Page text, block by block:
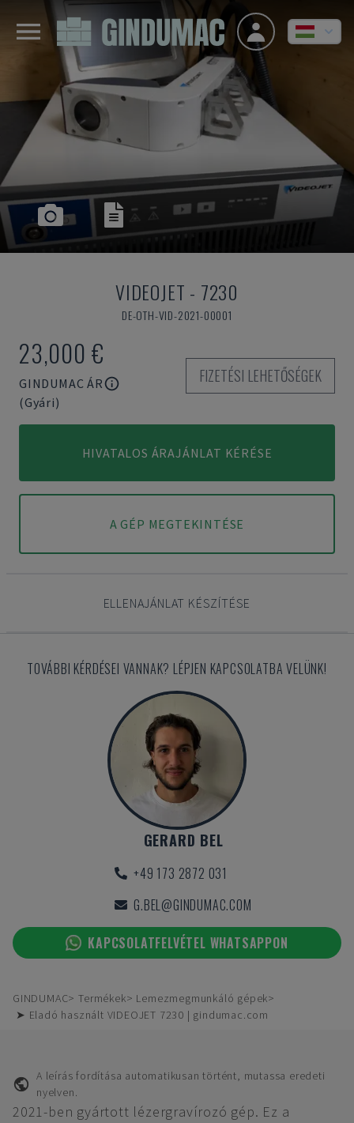
VIDEOJET - 7230
DE-OTH-VID-2021-00001
23,000 €
GINDUMAC ÁR
(Gyári)
FIZETÉSI LEHETŐSÉGEK
HIVATALOS ÁRAJÁNLAT KÉRÉSE
A GÉP MEGTEKINTÉSE
ELLENAJÁNLAT KÉSZÍTÉSE
TOVÁBBI KÉRDÉSEI VANNAK? LÉPJEN KAPCSOLATBA VELÜNK!
GERARD BEL
+49 173 2872 031
G.BEL@GINDUMAC.COM
KAPCSOLATFELVÉTEL WHATSAPPON
GINDUMAC Termékek
Lemezmegmunkáló gépek
➤ Eladó használt VIDEOJET 7230 | gindumac.com
A leírás fordítása automatikusan történt, mutassa eredeti
nyelven.
2021-ben gyártott lézergravírozó gép. Ez a